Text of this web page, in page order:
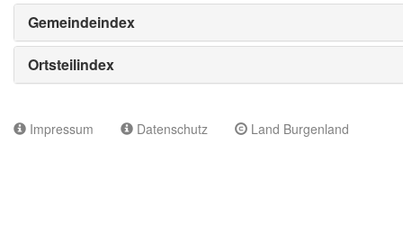
Gemeindeindex
Ortsteilindex
Impressum Datenschutz Land Burgenland